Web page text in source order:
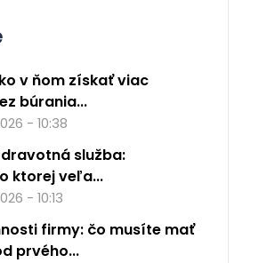
v ňom získať viac
búrania...
- 10:38
služba:
ktorej veľa...
- 10:13
firmy: čo musíte mať
prvého...